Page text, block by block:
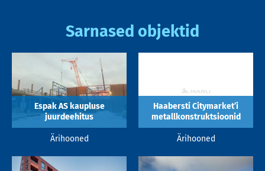
Sarnased objektid
Espak AS kaupluse
juurdeehitus
Ärihooned
Haabersti Citymarket’i
metallkonstruktsioonid
Ärihooned